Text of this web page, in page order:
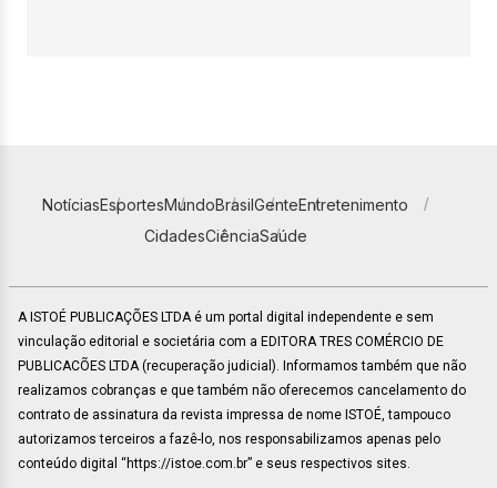
NotíciasEsportesMundoBrasilGenteEntretenimento
CidadesCiênciaSaúde
A ISTOÉ PUBLICAÇÕES LTDA é um portal digital independente e sem
vinculação editorial e societária com a EDITORA TRES COMÉRCIO DE
PUBLICACÕES LTDA (recuperação judicial). Informamos também que não
realizamos cobranças e que também não oferecemos cancelamento do
contrato de assinatura da revista impressa de nome ISTOÉ, tampouco
autorizamos terceiros a fazê-lo, nos responsabilizamos apenas pelo
conteúdo digital “https://istoe.com.br” e seus respectivos sites.